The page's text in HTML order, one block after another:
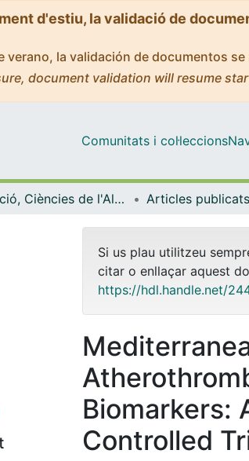
d'estiu, la validació de
verano, la validación de documentos
document validation will resume
Comunitats i col·leccions
Nutrició, Ciències de l'Alimentació i Gastronomia
Si us plau utilitzeu
citar o enllaçar aquest
https://hdl.handle.net/
Biomarkers:
Controlled